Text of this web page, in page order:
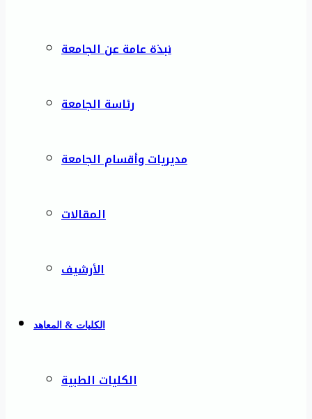
نبذة عامة عن الجامعة
رئاسة الجامعة
مديريات وأقسام الجامعة
المقالات
الأرشيف
الكليات & المعاهد
الكليات الطبية